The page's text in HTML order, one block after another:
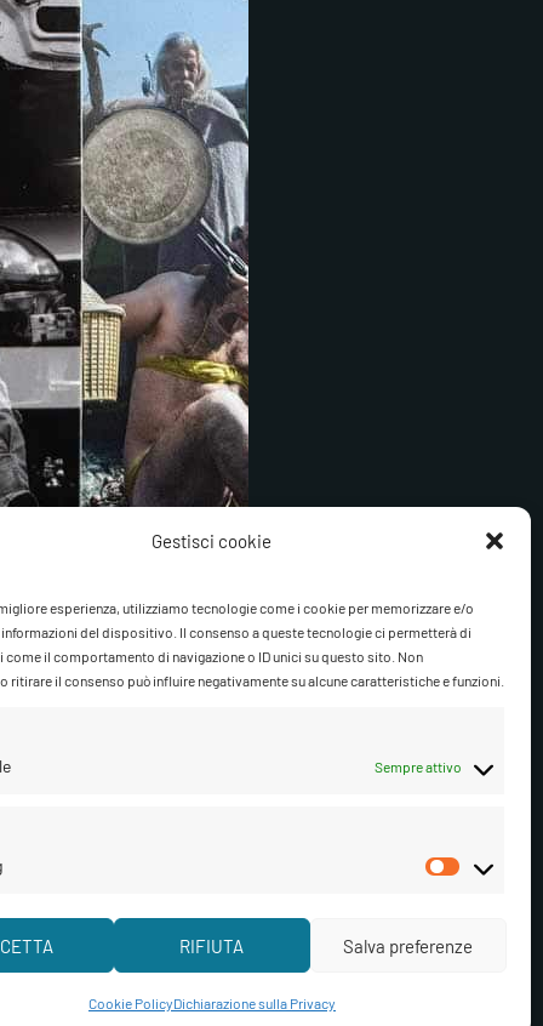
Gestisci cookie
esperienza, utilizziamo tecnologie come i cookie per memorizzare e/o
del dispositivo. Il consenso a queste tecnologie ci permetterà di
come il comportamento di navigazione o ID unici su questo sito. Non
ritirare il consenso può influire negativamente su alcune caratteristiche e funzioni.
Sempre attivo
RIFIUTA Salva preferenze
Cookie PolicyDichiarazione sulla Privacy
cookie
Segui su Facebook
Segui su Instagram
Ascolta su Spotify